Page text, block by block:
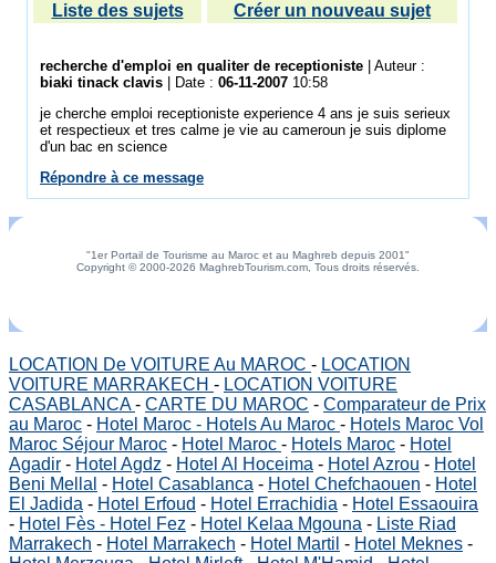
Liste des sujets Créer un nouveau sujet
recherche d'emploi en qualiter de receptioniste | Auteur :
biaki tinack clavis | Date : 06-11-2007 10:58
je cherche emploi receptioniste experience 4 ans je suis serieux
et respectieux et tres calme je vie au cameroun je suis diplome
d'un bac en science
Répondre à ce message
"1er Portail de Tourisme au Maroc et au Maghreb depuis 2001"
Copyright © 2000-2026 MaghrebTourism.com, Tous droits réservés.
LOCATION De VOITURE Au MAROC - LOCATION
VOITURE MARRAKECH - LOCATION VOITURE
CASABLANCA- CARTE DU MAROC - Comparateur de Prix
au Maroc - Hotel Maroc - Hotels Au Maroc - Hotels Maroc Vol
Maroc Séjour Maroc - Hotel Maroc - Hotels Maroc - Hotel
Agadir - Hotel Agdz - Hotel Al Hoceima - Hotel Azrou - Hotel
Beni Mellal - Hotel Casablanca - Hotel Chefchaouen - Hotel
El Jadida - Hotel Erfoud - Hotel Errachidia - Hotel Essaouira
- Hotel Fès - Hotel Fez - Hotel Kelaa Mgouna - Liste Riad
Marrakech - Hotel Marrakech - Hotel Martil - Hotel Meknes -